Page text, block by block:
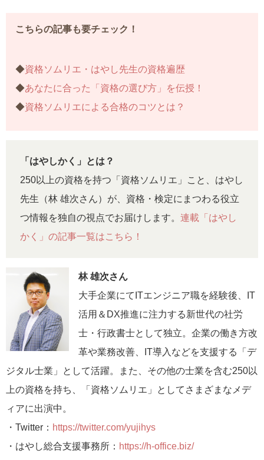
こちらの記事も要チェック！
◆資格ソムリエ・はやし先生の資格遍歴
◆あなたに合った「資格の選び方」を伝授！
◆資格ソムリエによる合格のコツとは？
「はやしかく」とは？
250以上の資格を持つ「資格ソムリエ」こと、はやし
先生（林 雄次さん）が、資格・検定にまつわる役立
つ情報を独自の視点でお届けします。 連載「はやし
かく」の記事一覧はこちら！
林 雄次さん
大手企業にてITエンジニア職を経験後、IT
活用＆DX推進に注力する新世代の社労
士・行政書士として独立。企業の働き方改
革や業務改善、IT導入などを支援する「デ
ジタル士業」として活躍。また、その他の士業を含む250以
上の資格を持ち、「資格ソムリエ」としてさまざまなメデ
ィアに出演中。
・Twitter： https://twitter.com/yujihys
・はやし総合支援事務所： https://h-office.biz/